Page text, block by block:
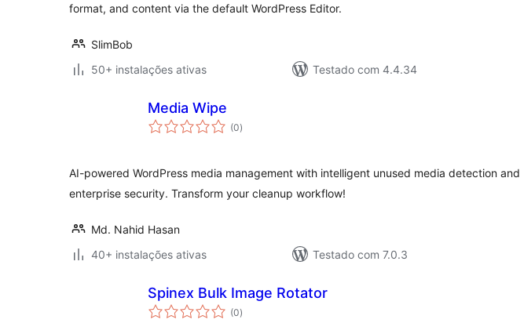
format, and content via the default WordPress Editor.
SlimBob
50+ instalações ativas
Testado com 4.4.34
Media Wipe
(0avaliações
totais
)
AI-powered WordPress media management with intelligent unused media detection and
enterprise security. Transform your cleanup workflow!
Md. Nahid Hasan
40+ instalações ativas
Testado com 7.0.3
Spinex Bulk Image Rotator
(0avaliações
totais
)